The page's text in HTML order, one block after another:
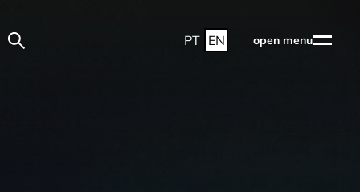
PT EN open menu